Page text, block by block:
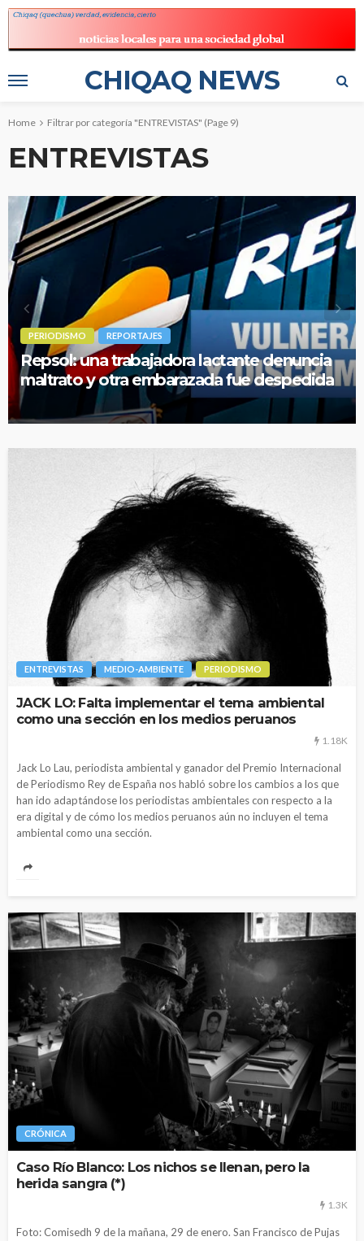
CHIQAQ NEWS
Home Filtrar por categoría "ENTREVISTAS" (Page 9)
ENTREVISTAS
PERIODISMO REPORTAJES
Repsol: una trabajadora lactante denuncia
maltrato y otra embarazada fue despedida
ENTREVISTAS MEDIO-AMBIENTE PERIODISMO
JACK LO: Falta implementar el tema ambiental
como una sección en los medios peruanos
1.18K
Jack Lo Lau, periodista ambiental y ganador del Premio Internacional
de Periodismo Rey de España nos habló sobre los cambios a los que
han ido adaptándose los periodistas ambientales con respecto a la
era digital y de cómo los medios peruanos aún no incluyen el tema
ambiental como una sección.
CRÓNICA
Caso Río Blanco: Los nichos se llenan, pero la
herida sangra (*)
1.3K
Foto: Comisedh 9 de la mañana, 29 de enero. San Francisco de Pujas